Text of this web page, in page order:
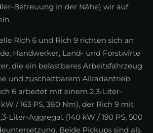
Betreuung in der Nähe) wir auf
Rich 6 und Rich 9 richten sich an
Handwerker, Land- und Forstwirte
die ein belastbares Arbeitsfahrzeug
und zuschaltbarem Allradantrieb
6 arbeitet mit einem 2,3-Liter-
/ 163 PS, 380 Nm), der Rich 9 mit
Liter-Aggregat (140 kW / 190 PS, 500
Beide Pickups sind als